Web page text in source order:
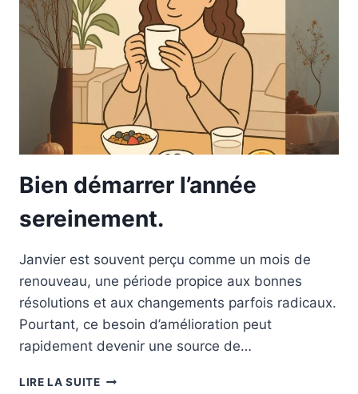
Bien démarrer l’année
sereinement.
Janvier est souvent perçu comme un mois de
renouveau, une période propice aux bonnes
résolutions et aux changements parfois radicaux.
Pourtant, ce besoin d’amélioration peut
rapidement devenir une source de…
LIRE LA SUITEBIEN